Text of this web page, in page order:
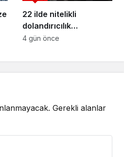
22 ilde nitelikli
dolandırıcılık
operasyonu
4 gün önce
Gerekli alanlar